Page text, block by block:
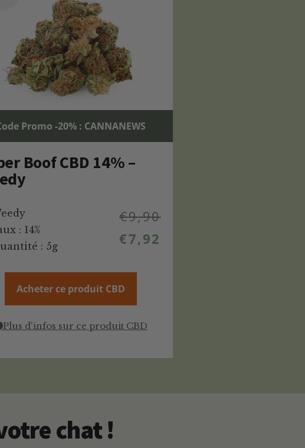
Promo -20% : CANNANEWS
Boof CBD 14% –
: 14%
: 5g
€9,90
€7,92
Acheter ce produit CBD
Plus d'infos sur ce produit CBD
chat !